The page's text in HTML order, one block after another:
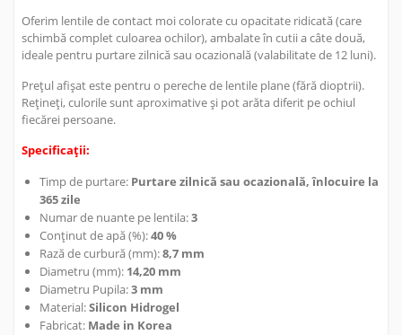
Oferim lentile de contact moi colorate cu opacitate ridicată (care
schimbă complet culoarea ochilor), ambalate în cutii a câte două,
ideale pentru purtare zilnică sau ocazională (valabilitate de 12 luni).
Prețul afișat este pentru o pereche de lentile plane (fără dioptrii).
Rețineți, culorile sunt aproximative și pot arăta diferit pe ochiul
fiecărei persoane.
Specificații:
Timp de purtare: Purtare zilnică sau ocazională, înlocuire la
365 zile
Numar de nuante pe lentila:3
Conținut de apă (%):40 %
Rază de curbură (mm):8,7 mm
Diametru (mm): 14,20 mm
Diametru Pupila:3 mm
Material:Silicon Hidrogel
Fabricat:Made in Korea